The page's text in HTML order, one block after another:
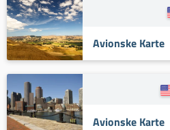
Avionske Karte
Avionske Karte